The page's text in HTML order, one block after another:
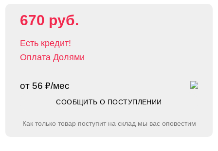
670 руб.
Есть кредит!
Оплата Долями
от 56 ₽/мес
СООБЩИТЬ О ПОСТУПЛЕНИИ
Как только товар поступит на склад мы вас оповестим